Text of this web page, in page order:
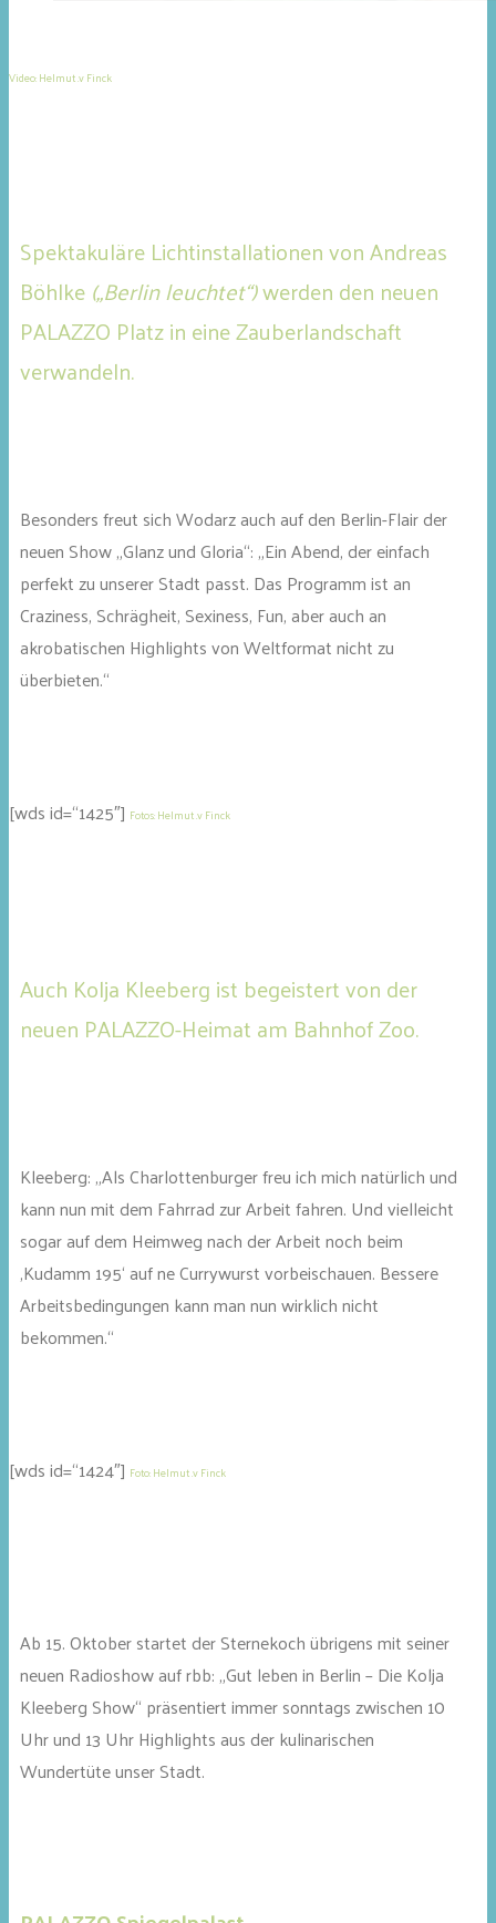
Video: Helmut .v Finck
Spektakuläre Lichtinstallationen von Andreas
Böhlke(„Berlin leuchtet“)werden den neuen
PALAZZO Platz in eine Zauberlandschaft
verwandeln.
Besonders freut sich Wodarz auch auf den Berlin-Flair der
neuen Show „Glanz und Gloria“: „Ein Abend, der einfach
perfekt zu unserer Stadt passt. Das Programm ist an
Craziness, Schrägheit, Sexiness, Fun, aber auch an
akrobatischen Highlights von Weltformat nicht zu
überbieten.“
[wds id=“1425″] Fotos: Helmut .v Finck
Auch Kolja Kleeberg ist begeistert von der
neuen PALAZZO-Heimat am Bahnhof Zoo.
Kleeberg: „Als Charlottenburger freu ich mich natürlich und
kann nun mit dem Fahrrad zur Arbeit fahren. Und vielleicht
sogar auf dem Heimweg nach der Arbeit noch beim
‚Kudamm 195‘ auf ne Currywurst vorbeischauen. Bessere
Arbeitsbedingungen kann man nun wirklich nicht
bekommen.“
[wds id=“1424″] Foto: Helmut .v Finck
Ab 15. Oktober startet der Sternekoch übrigens mit seiner
neuen Radioshow auf rbb: „Gut leben in Berlin – Die Kolja
Kleeberg Show“ präsentiert immer sonntags zwischen 10
Uhr und 13 Uhr Highlights aus der kulinarischen
Wundertüte unser Stadt.